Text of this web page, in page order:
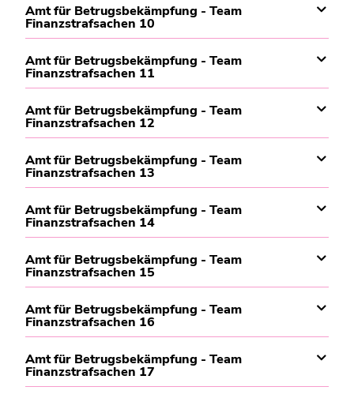
Amt für Betrugsbekämpfung - Team
Finanzstrafsachen 10
Amt für Betrugsbekämpfung - Team
Finanzstrafsachen 11
Amt für Betrugsbekämpfung - Team
Finanzstrafsachen 12
Amt für Betrugsbekämpfung - Team
Finanzstrafsachen 13
Amt für Betrugsbekämpfung - Team
Finanzstrafsachen 14
Amt für Betrugsbekämpfung - Team
Finanzstrafsachen 15
Amt für Betrugsbekämpfung - Team
Finanzstrafsachen 16
Amt für Betrugsbekämpfung - Team
Finanzstrafsachen 17